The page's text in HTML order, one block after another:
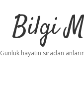
Bilgi
Günlük hayatın sıradan